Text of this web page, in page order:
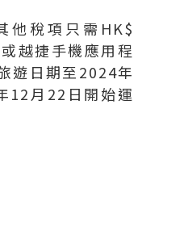
他稅項只需HK$
或越捷手機應用程
遊日期至2024年
12月22日開始運